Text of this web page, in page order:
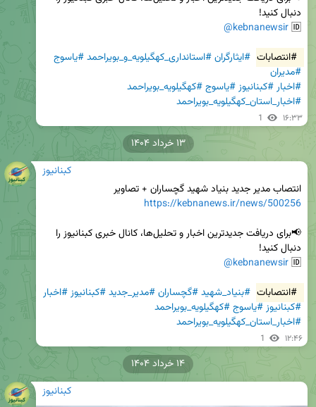
🆔
@kebnanewsir
#انتصابات #ایثارگران#استانداری_کهگیلویه_و_بویراحمد#یاسوج
#مدیران
#اخبار#کبنانیوز#یاسوج#کهگیلویه_بویراحمد
#اخبار_استان_کهگیلویه_بویراحمد
1 ۱۶:۳۳
کبنانیوز
انتصاب مدیر جدید بنیاد شهید گچساران + تصاویر
https://kebnanews.ir/news/500256
🆔
@kebnanewsir
#انتصابات #بنیاد_شهید#گچساران#مدیر_جدید#کبنانیوز#اخبار
#کبنانیوز#یاسوج#کهگیلویه_بویراحمد
#اخبار_استان_کهگیلویه_بویراحمد
1 ۱۲:۴۶
۱۳ خرداد ۱۴۰۴
کبنانیوز
۱۴ خرداد ۱۴۰۴